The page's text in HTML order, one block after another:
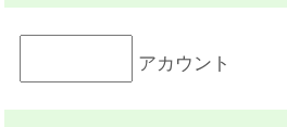
アカウント